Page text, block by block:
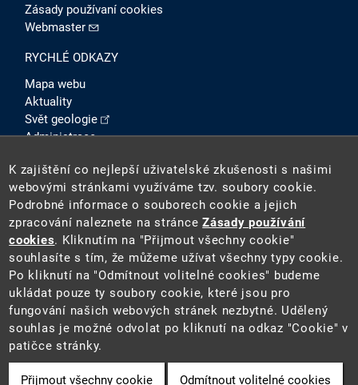
Zásady používaní cookies
Webmaster
RYCHLÉ ODKAZY
Mapa webu
Aktuality
Svět geologie
Administrace
SOCIÁLNÍ SÍTĚ
2026 ©Česká geologická služba(ČGS). ČGS je státní
příspěvkovou organizací pověřenou výkonem státní
geologické služby na území ČR.
K zajištění co nejlepší uživatelské zkušenosti s našimi
webovými stránkami využíváme tzv. soubory cookie.
Podrobné informace o souborech cookie a jejich
zpracování naleznete na stránceZásady používání
cookies. Kliknutím na "Přijmout všechny cookie"
souhlasíte s tím, že můžeme užívat všechny typy cookie.
Po kliknutí na "Odmítnout volitelné cookies" budeme
ukládat pouze ty soubory cookie, které jsou pro
fungování našich webových stránek nezbytné. Udělený
souhlas je možné odvolat po kliknutí na odkaz "Cookie" v
patičce stránky.
Přijmout všechny cookie Odmítnout volitelné cookies